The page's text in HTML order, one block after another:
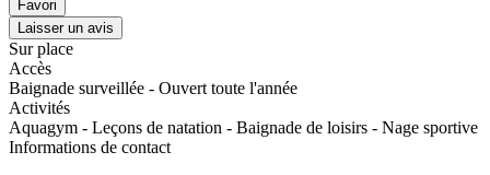
Favori
Laisser un avis
Sur place
Accès
Baignade surveillée - Ouvert toute l'année
Activités
Aquagym - Leçons de natation - Baignade de loisirs - Nage sportive
Informations de contact